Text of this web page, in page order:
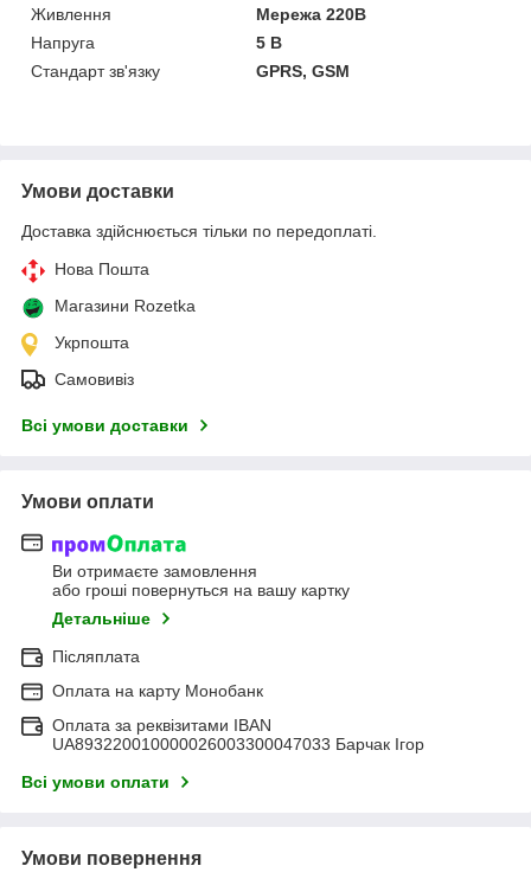
Живлення
Мережа 220В
Напруга
5 В
Стандарт зв'язку
GPRS, GSM
Умови доставки
Доставка здійснюється тільки по передоплаті.
Нова Пошта
Магазини Rozetka
Укрпошта
Самовивіз
Всі умови доставки
Умови оплати
Ви отримаєте замовлення
або гроші повернуться на вашу картку
Детальніше
Післяплата
Оплата на карту Монобанк
Оплата за реквізитами IBAN
UA893220010000026003300047033 Барчак Ігор
Всі умови оплати
Умови повернення